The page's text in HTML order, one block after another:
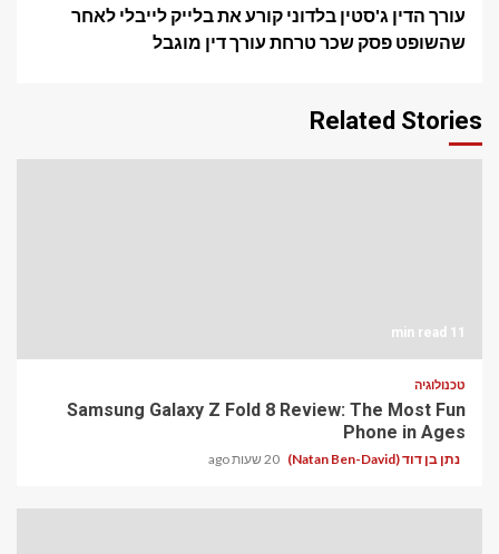
עורך הדין ג'סטין בלדוני קורע את בלייק לייבלי לאחר
שהשופט פסק שכר טרחת עורך דין מוגבל
Related Stories
11 min read
טכנולוגיה
Samsung Galaxy Z Fold 8 Review: The Most Fun
Phone in Ages
נתן בן דוד (Natan Ben-David) 20 שעות ago